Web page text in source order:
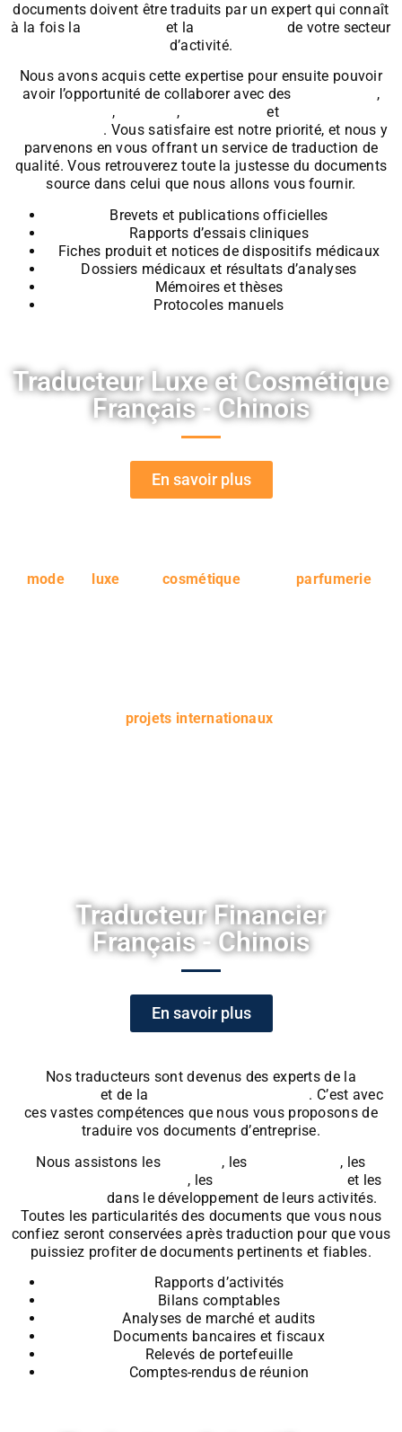
documents doivent être traduits par un expert qui connaît
à la fois la
et la
de votre secteur
d’activité.
Nous avons acquis cette expertise pour ensuite pouvoir
avoir l’opportunité de collaborer avec des
,
, , et
. Vous satisfaire est notre priorité, et nous y
parvenons en vous offrant un service de traduction de
qualité. Vous retrouverez toute la justesse du documents
source dans celui que nous allons vous fournir.
Brevets et publications officielles
Rapports d’essais cliniques
Fiches produit et notices de dispositifs médicaux
Dossiers médicaux et résultats d’analyses
Mémoires et thèses
Protocoles manuels
Traducteur Luxe et Cosmétique
Français - Chinois
En savoir plus
mode, du luxe cosmétique parfumerie
projets internationaux
Traducteur Financier
Français - Chinois
En savoir plus
Nos traducteurs sont devenus des experts de la
et de la
. C’est avec
ces vastes compétences que nous vous proposons de
traduire vos documents d’entreprise.
Nous assistons les
, les
, les
, les
et les
dans le développement de leurs activités.
Toutes les particularités des documents que vous nous
confiez seront conservées après traduction pour que vous
puissiez profiter de documents pertinents et fiables.
Rapports d’activités
Bilans comptables
Analyses de marché et audits
Documents bancaires et fiscaux
Relevés de portefeuille
Comptes-rendus de réunion